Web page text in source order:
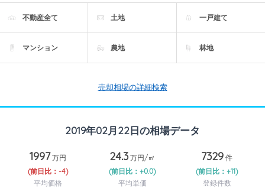
不動産全て 土地 一戸建て
マンション 農地 林地
売却相場の詳細検索
2019年02月22日の相場データ
1997万円
(前日比：-4)
平均価格
24.3 万円/㎡
(前日比：+0.0)
平均単価
7329 件
(前日比：+11)
登録件数